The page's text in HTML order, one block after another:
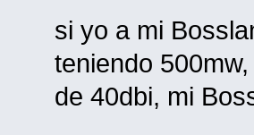
si yo a mi
teniendo
de 40dbi, mi